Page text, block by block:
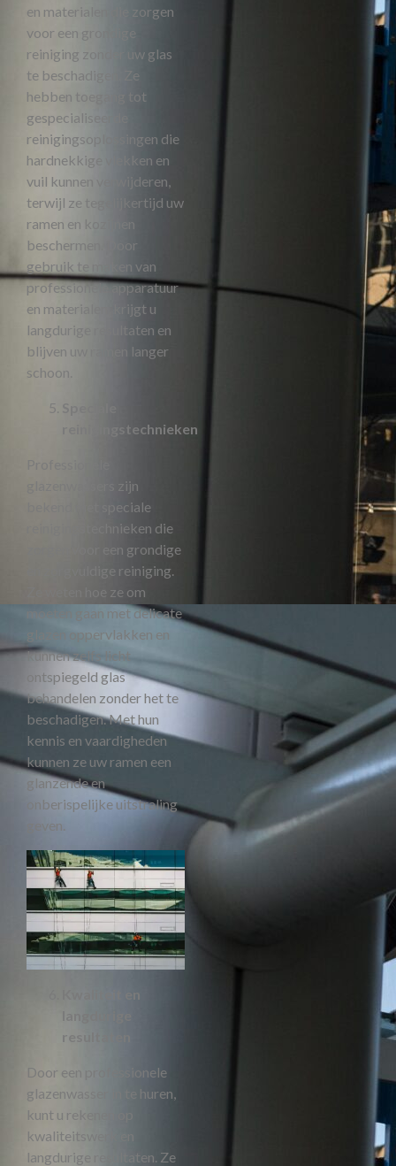
en materialen die zorgen
voor een grondige
reiniging zonder uw glas
te beschadigen. Ze
hebben toegang tot
gespecialiseerde
reinigingsoplossingen die
hardnekkige vlekken en
vuil kunnen verwijderen,
terwijl ze tegelijkertijd uw
ramen en kozijnen
beschermen. Door
gebruik te maken van
professionele apparatuur
en materialen, krijgt u
langdurige resultaten en
blijven uw ramen langer
schoon.
reinigingstechnieken
glazenwassers zijn
bekend met speciale
reinigingstechnieken die
zorgen voor een grondige
en zorgvuldige reiniging.
Ze weten hoe ze om
moeten gaan met delicate
glazen oppervlakken en
kunnen zelfs licht
ontspiegeld glas
behandelen zonder het te
beschadigen. Met hun
kennis en vaardigheden
kunnen ze uw ramen een
glanzende en
onberispelijke uitstraling
geven.
Kwaliteit en
resultaten
Door een professionele
glazenwasser in te huren,
kunt u rekenen op
kwaliteitswerk en
langdurige resultaten. Ze